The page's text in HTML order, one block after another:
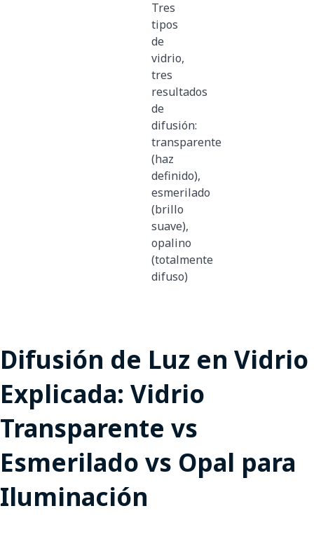
Tres
tipos
de
vidrio,
tres
resultados
de
difusión:
transparente
(haz
definido),
esmerilado
(brillo
suave),
opalino
(totalmente
difuso)
Difusión de Luz en Vidrio
Explicada: Vidrio
Transparente vs
Esmerilado vs Opal para
Iluminación